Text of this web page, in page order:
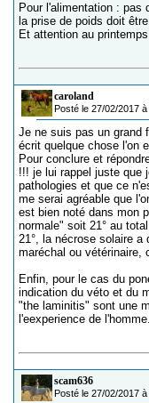
Pour l'alimentation : pas
la prise de poids doit
Et attention au
caroland
Posté le 27/02/2017 à
Je ne suis pas un grand
écrit quelque chose l'on
Pour conclure et
!!! je lui rappel juste que
pathologies et que ce
me serai agréable que
est bien noté dans mon
normale" soit 21° au
21°, la nécrose solaire
maréchal ou vétérinaire,
Enfin, pour le cas du
indication du véto et du
"the laminitis" sont une
l'eexperience de l'homme.
scam636
Posté le 27/02/2017 à